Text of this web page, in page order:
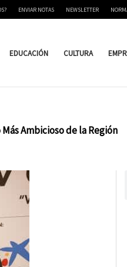
ENVIAR NOTAS NEWSLETTER
EDUCACIÓN CULTURA
Ambicioso de la Región